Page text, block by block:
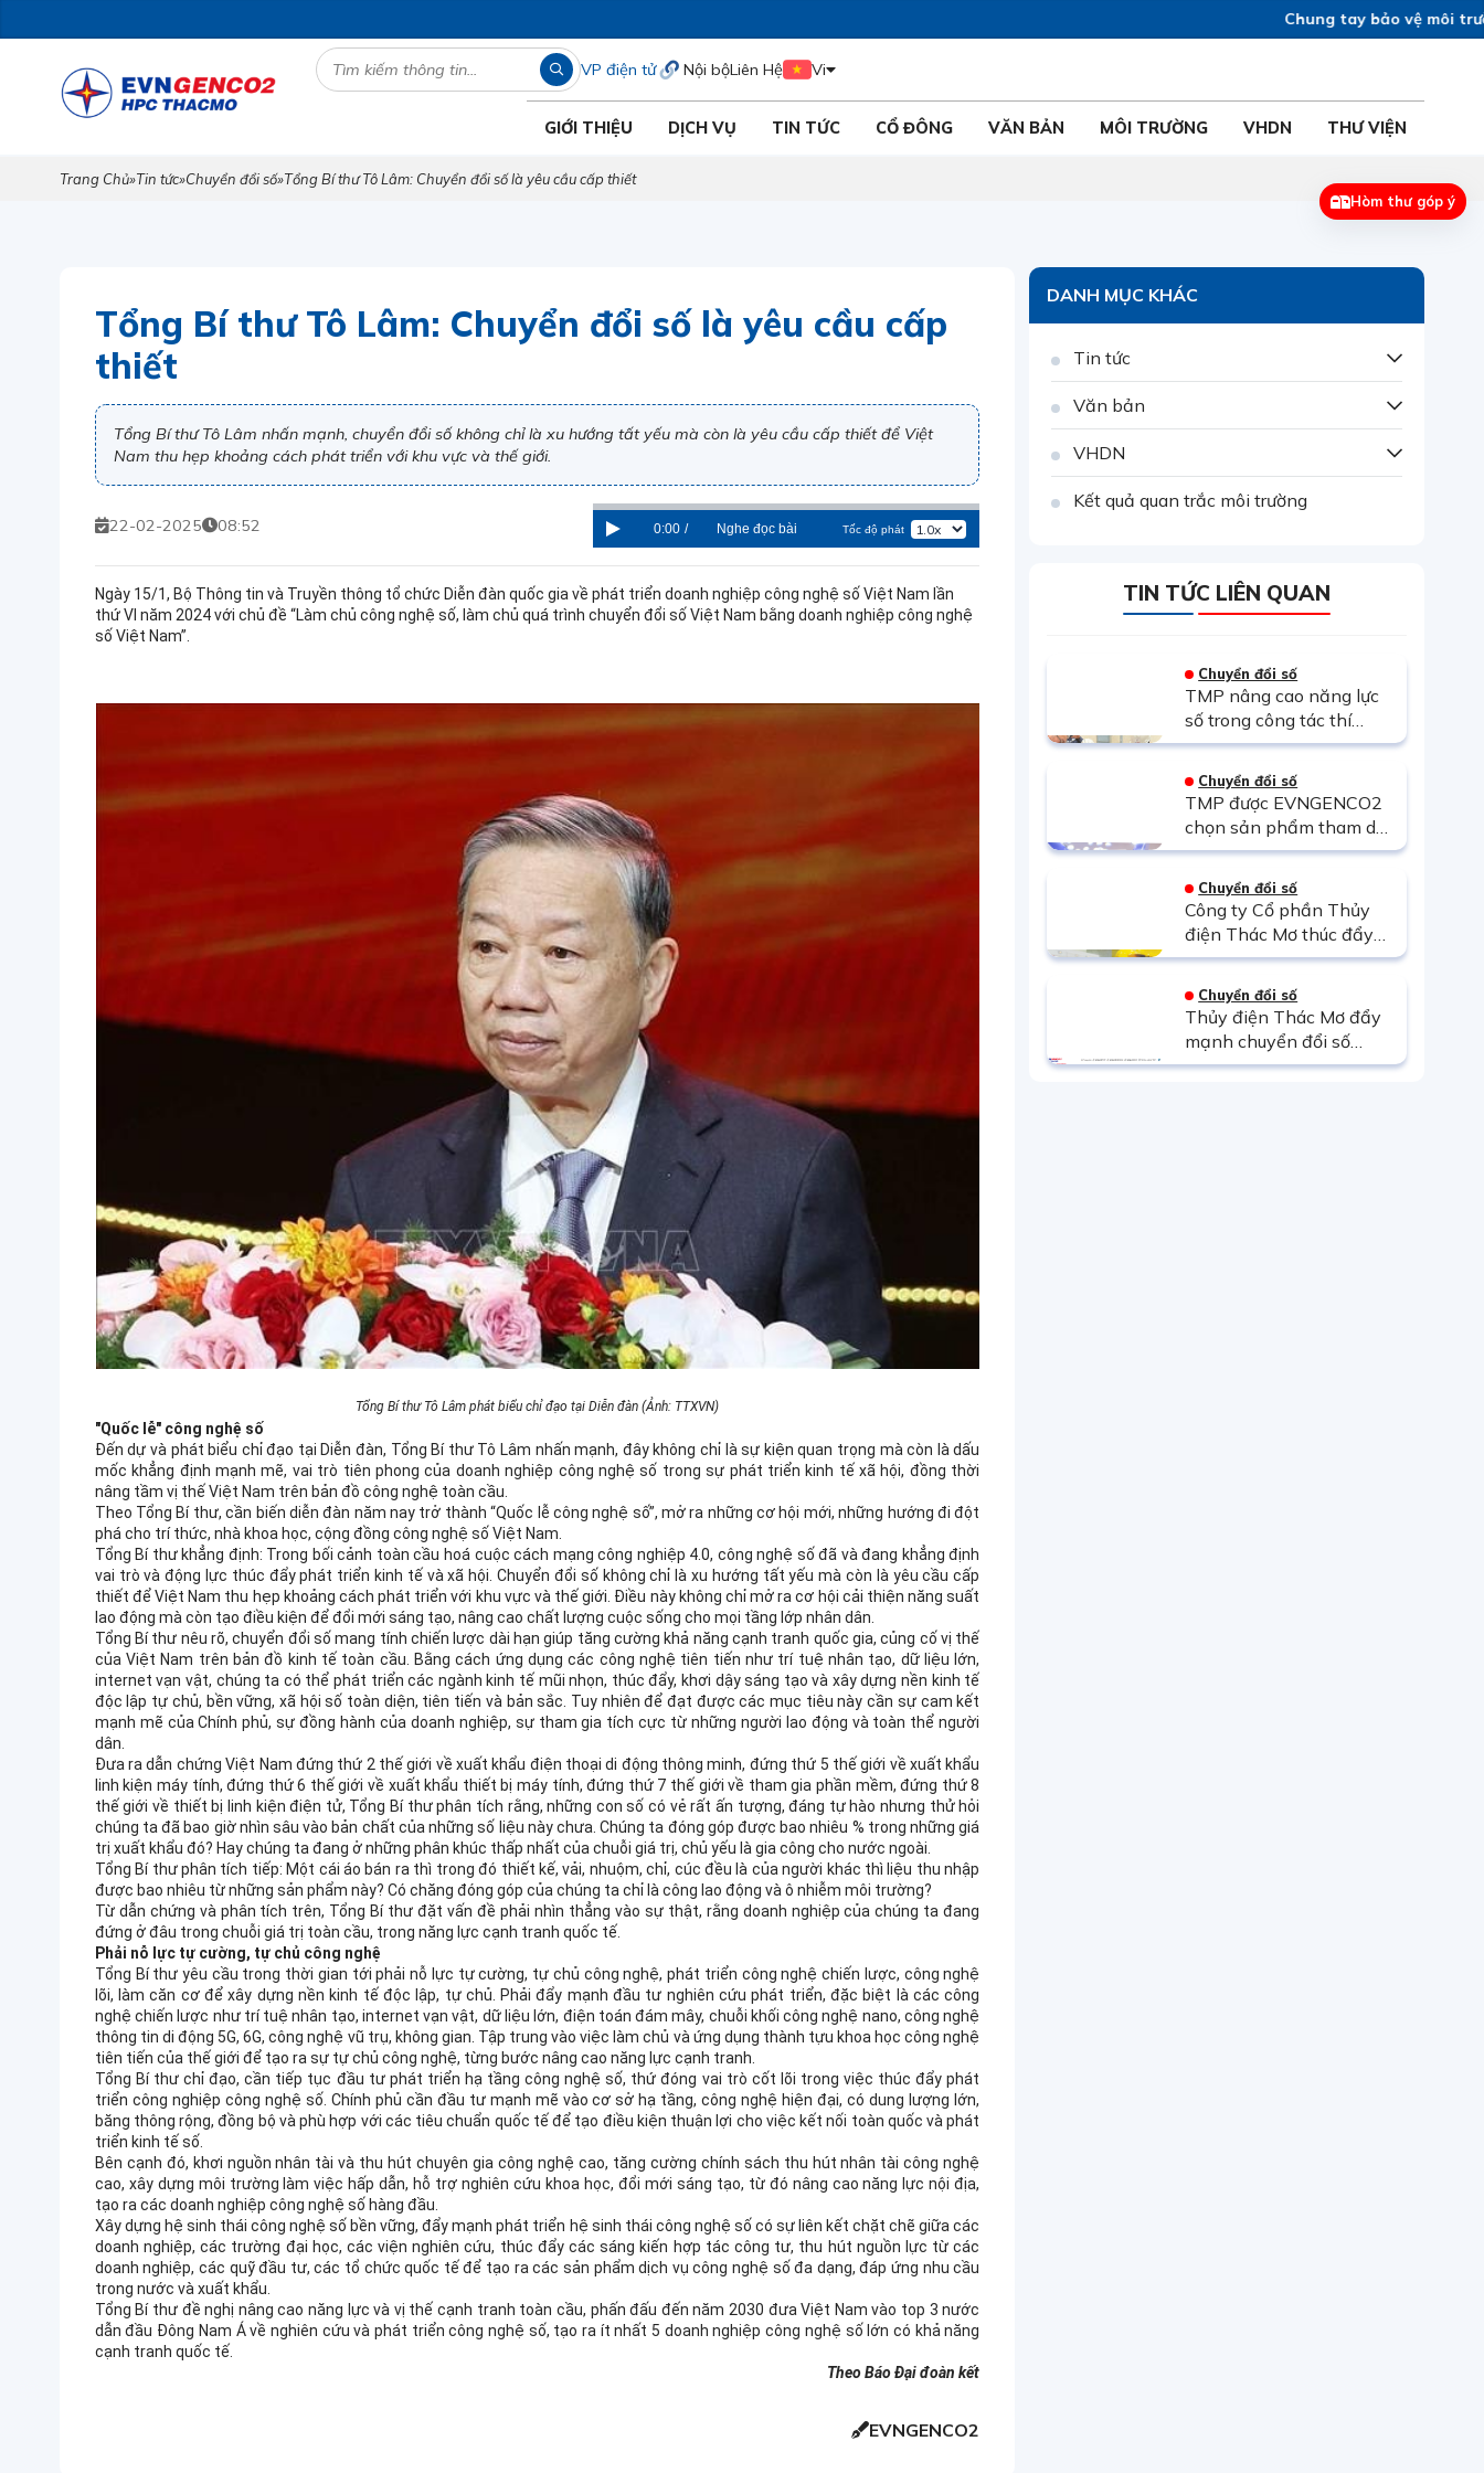
Chung tay bảo vệ môi
VP điện tử Nội bộLiên Hệ Vi
GIỚI THIỆU DỊCH VỤ TIN TỨC CỔ ĐÔNG VĂN BẢN MÔI TRƯỜNG VHDN THƯ VIỆN
Trang Chủ»Tin tức»Chuyển đổi số»Tổng Bí thư Tô Lâm: Chuyển đổi số là yêu cầu cấp thiết
Tổng Bí thư Tô Lâm: Chuyển đổi số là yêu cầu cấp
thiết
Tổng Bí thư Tô Lâm nhấn mạnh, chuyển đổi số không chỉ là xu hướng tất yếu mà còn là yêu cầu cấp thiết để Việt
Nam thu hẹp khoảng cách phát triển với khu vực và thế giới.
22-02-2025 08:52 0:00 / Nghe đọc bài Tốc độ phát
Ngày 15/1, Bộ Thông tin và Truyền thông tổ chức Diễn đàn quốc gia về phát triển doanh nghiệp công nghệ số Việt Nam lần
thứ VI năm 2024 với chủ đề “Làm chủ công nghệ số, làm chủ quá trình chuyển đổi số Việt Nam bằng doanh nghiệp công nghệ
số Việt Nam”.
Tổng Bí thư Tô Lâm phát biểu chỉ đạo tại Diễn đàn (Ảnh: TTXVN)
"Quốc lễ" công nghệ số
Đến dự và phát biểu chỉ đạo tại Diễn đàn, Tổng Bí thư Tô Lâm nhấn mạnh, đây không chỉ là sự kiện quan trọng mà còn là dấu
mốc khẳng định mạnh mẽ, vai trò tiên phong của doanh nghiệp công nghệ số trong sự phát triển kinh tế xã hội, đồng thời
nâng tầm vị thế Việt Nam trên bản đồ công nghệ toàn cầu.
Theo Tổng Bí thư, cần biến diễn đàn năm nay trở thành “Quốc lễ công nghệ số”, mở ra những cơ hội mới, những hướng đi đột
phá cho trí thức, nhà khoa học, cộng đồng công nghệ số Việt Nam.
Tổng Bí thư khẳng định: Trong bối cảnh toàn cầu hoá cuộc cách mạng công nghiệp 4.0, công nghệ số đã và đang khẳng định
vai trò và động lực thúc đẩy phát triển kinh tế và xã hội. Chuyển đổi số không chỉ là xu hướng tất yếu mà còn là yêu cầu cấp
thiết để Việt Nam thu hẹp khoảng cách phát triển với khu vực và thế giới. Điều này không chỉ mở ra cơ hội cải thiện năng suất
lao động mà còn tạo điều kiện để đổi mới sáng tạo, nâng cao chất lượng cuộc sống cho mọi tầng lớp nhân dân.
Tổng Bí thư nêu rõ, chuyển đổi số mang tính chiến lược dài hạn giúp tăng cường khả năng cạnh tranh quốc gia, củng cố vị thế
của Việt Nam trên bản đồ kinh tế toàn cầu. Bằng cách ứng dụng các công nghệ tiên tiến như trí tuệ nhân tạo, dữ liệu lớn,
internet vạn vật, chúng ta có thể phát triển các ngành kinh tế mũi nhọn, thúc đẩy, khơi dậy sáng tạo và xây dựng nền kinh tế
độc lập tự chủ, bền vững, xã hội số toàn diện, tiên tiến và bản sắc. Tuy nhiên để đạt được các mục tiêu này cần sự cam kết
mạnh mẽ của Chính phủ, sự đồng hành của doanh nghiệp, sự tham gia tích cực từ những người lao động và toàn thể người
dân.
Đưa ra dẫn chứng Việt Nam đứng thứ 2 thế giới về xuất khẩu điện thoại di động thông minh, đứng thứ 5 thế giới về xuất khẩu
linh kiện máy tính, đứng thứ 6 thế giới về xuất khẩu thiết bị máy tính, đứng thứ 7 thế giới về tham gia phần mềm, đứng thứ 8
thế giới về thiết bị linh kiện điện tử, Tổng Bí thư phân tích rằng, những con số có vẻ rất ấn tượng, đáng tự hào nhưng thử hỏi
chúng ta đã bao giờ nhìn sâu vào bản chất của những số liệu này chưa. Chúng ta đóng góp được bao nhiêu % trong những giá
trị xuất khẩu đó? Hay chúng ta đang ở những phân khúc thấp nhất của chuỗi giá trị, chủ yếu là gia công cho nước ngoài.
Tổng Bí thư phân tích tiếp: Một cái áo bán ra thì trong đó thiết kế, vải, nhuộm, chỉ, cúc đều là của người khác thì liệu thu nhập
được bao nhiêu từ những sản phẩm này? Có chăng đóng góp của chúng ta chỉ là công lao động và ô nhiễm môi trường?
Từ dẫn chứng và phân tích trên, Tổng Bí thư đặt vấn đề phải nhìn thẳng vào sự thật, rằng doanh nghiệp của chúng ta đang
đứng ở đâu trong chuỗi giá trị toàn cầu, trong năng lực cạnh tranh quốc tế.
Phải nỗ lực tự cường, tự chủ công nghệ
Tổng Bí thư yêu cầu trong thời gian tới phải nỗ lực tự cường, tự chủ công nghệ, phát triển công nghệ chiến lược, công nghệ
lõi, làm căn cơ để xây dựng nền kinh tế độc lập, tự chủ. Phải đẩy mạnh đầu tư nghiên cứu phát triển, đặc biệt là các công
nghệ chiến lược như trí tuệ nhân tạo, internet vạn vật, dữ liệu lớn, điện toán đám mây, chuỗi khối công nghệ nano, công nghệ
thông tin di động 5G, 6G, công nghệ vũ trụ, không gian. Tập trung vào việc làm chủ và ứng dụng thành tựu khoa học công nghệ
tiên tiến của thế giới để tạo ra sự tự chủ công nghệ, từng bước nâng cao năng lực cạnh tranh.
Tổng Bí thư chỉ đạo, cần tiếp tục đầu tư phát triển hạ tầng công nghệ số, thứ đóng vai trò cốt lõi trong việc thúc đẩy phát
triển công nghiệp công nghệ số. Chính phủ cần đầu tư mạnh mẽ vào cơ sở hạ tầng, công nghệ hiện đại, có dung lượng lớn,
băng thông rộng, đồng bộ và phù hợp với các tiêu chuẩn quốc tế để tạo điều kiện thuận lợi cho việc kết nối toàn quốc và phát
triển kinh tế số.
Bên cạnh đó, khơi nguồn nhân tài và thu hút chuyên gia công nghệ cao, tăng cường chính sách thu hút nhân tài công nghệ
cao, xây dựng môi trường làm việc hấp dẫn, hỗ trợ nghiên cứu khoa học, đổi mới sáng tạo, từ đó nâng cao năng lực nội địa,
tạo ra các doanh nghiệp công nghệ số hàng đầu.
Xây dựng hệ sinh thái công nghệ số bền vững, đẩy mạnh phát triển hệ sinh thái công nghệ số có sự liên kết chặt chẽ giữa các
doanh nghiệp, các trường đại học, các viện nghiên cứu, thúc đẩy các sáng kiến hợp tác công tư, thu hút nguồn lực từ các
doanh nghiệp, các quỹ đầu tư, các tổ chức quốc tế để tạo ra các sản phẩm dịch vụ công nghệ số đa dạng, đáp ứng nhu cầu
trong nước và xuất khẩu.
Tổng Bí thư đề nghị nâng cao năng lực và vị thế cạnh tranh toàn cầu, phấn đấu đến năm 2030 đưa Việt Nam vào top 3 nước
dẫn đầu Đông Nam Á về nghiên cứu và phát triển công nghệ số, tạo ra ít nhất 5 doanh nghiệp công nghệ số lớn có khả năng
cạnh tranh quốc tế.
Theo Báo Đại đoàn kết
EVNGENCO2
DANH MỤC KHÁC
Tin tức
Văn bản
VHDN
Kết quả quan trắc môi trường
TIN TỨC LIÊN QUAN
Chuyển đổi số
TMP nâng cao năng lực
số trong công tác thí
nghiệm máy biến áp
thông qua đào tạo thiết
bị phân tích đáp ứng tần
số quét FRA500
Chuyển đổi số
TMP được EVNGENCO2
chọn sản phẩm tham dự
Techshow 2025 với giải
pháp phần mềm Quản lý
kế hoạch và Kinh doanh
thị trường điện
Chuyển đổi số
Công ty Cổ phần Thủy
điện Thác Mơ thúc đẩy
xây dựng Nhà máy điện
Thông minh: Bước
chuyển mình tất yếu
trong kỷ nguyên số
Chuyển đổi số
Thủy điện Thác Mơ đẩy
mạnh chuyển đổi số
trong quản trị – Trang
Hòm thư góp ý